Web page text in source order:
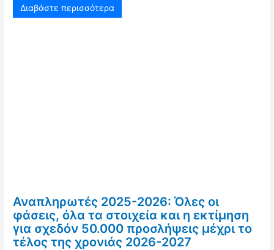
Διαβάστε περισσότερα
Αναπληρωτές 2025-2026: Όλες οι
φάσεις, όλα τα στοιχεία και η εκτίμηση
για σχεδόν 50.000 προσλήψεις μέχρι το
τέλος της χρονιάς 2026-2027